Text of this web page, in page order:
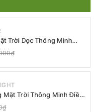
Trời Dọc Thông Minh
Jsc
Trời Thông Minh Điều